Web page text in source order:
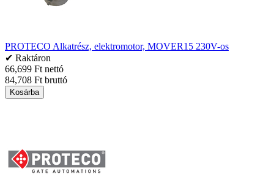
PROTECO Alkatrész, elektromotor, MOVER15 230V-os
✔ Raktáron
66,699 Ft nettó
84,708 Ft bruttó
Kosárba